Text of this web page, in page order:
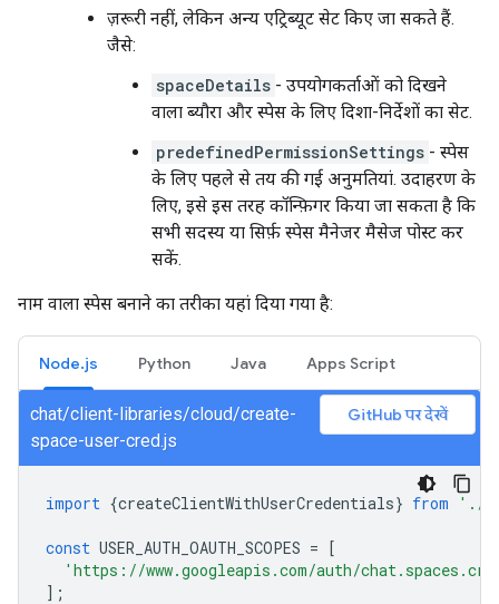
ज़रूरी नहीं, लेकिन अन्य एट्रिब्यूट सेट किए जा सकते हैं.
जैसे:
spaceDetails - उपयोगकर्ताओं को दिखने
वाला ब्यौरा और स्पेस के लिए दिशा-निर्देशों का सेट.
predefinedPermissionSettings - स्पेस
के लिए पहले से तय की गई अनुमतियां. उदाहरण के
लिए, इसे इस तरह कॉन्फ़िगर किया जा सकता है कि
सभी सदस्य या सिर्फ़ स्पेस मैनेजर मैसेज पोस्ट कर
सकें.
नाम वाला स्पेस बनाने का तरीका यहां दिया गया है:
Node.js Python Java Apps Script
chat/client-libraries/cloud/create-
space-user-cred.js
GitHub पर देखें
import {createClientWithUserCredentials} from './
const USER_AUTH_OAUTH_SCOPES = [
'https://www.googleapis.com/auth/
];